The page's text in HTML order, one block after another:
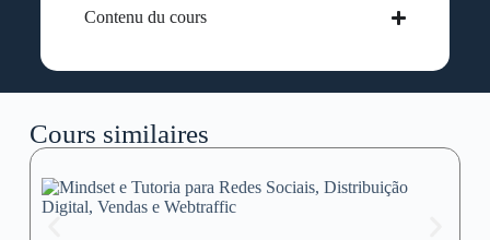
Contenu du cours
Cours similaires